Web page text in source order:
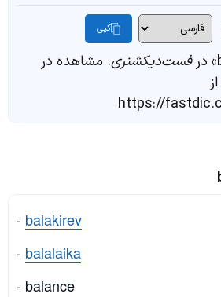
کپی
فست‌دیکشنری. مشاهده در
۱۴۰۵، از
https://
- balakirev
- balalaika
- balance